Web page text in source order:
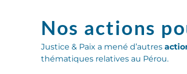
Nos actions
Justice & Paix a mené d’autres
thématiques relatives au Pérou.